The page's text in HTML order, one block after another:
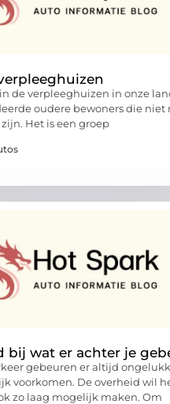
de verpleeghuizen in onze
oudere bewoners die niet
Het is een groep
bij wat er achter je
gebeuren er altijd
voorkomen. De overheid wil
zo laag mogelijk maken. Om